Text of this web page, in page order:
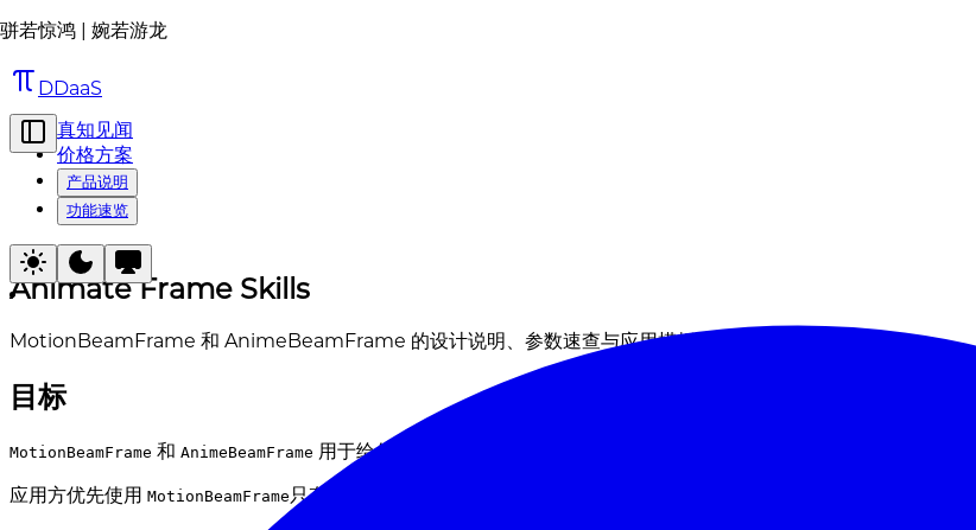
骈若惊鸿 | 婉若游龙
DDaaS
真知见闻
价格方案
产品说明
功能速览
Animate Frame Skills
MotionBeamFrame 和 AnimeBeamFrame 的设计说明、参数速查与应用模板
目标
MotionBeamFrame 和 AnimeBeamFrame 用于给任意内容外层增加"围绕内容边界运行"的光效它们不负责业务内容的边
应用方优先使用 MotionBeamFrame 只有需要和